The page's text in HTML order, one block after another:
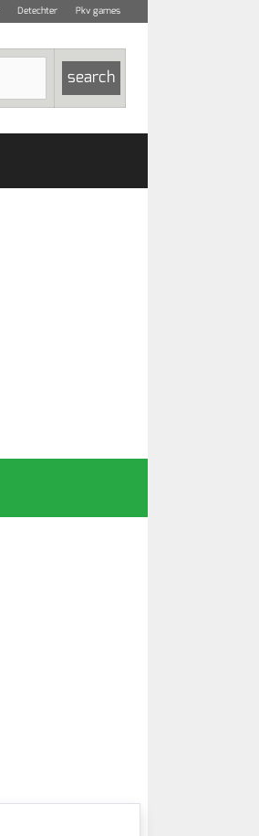
Detechter Pkv games